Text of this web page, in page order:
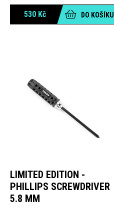
530 Kč DO KOŠÍKU
LIMITED EDITION -
PHILLIPS SCREWDRIVER
5.8 MM